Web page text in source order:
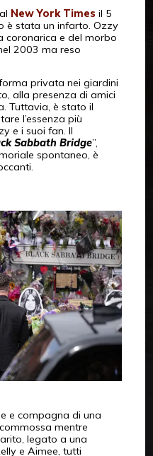
New York Timesil 5
è stata un infarto. Ozzy
coronarica e del morbo
2003 ma reso
privata nei giardini
alla presenza di amici
Tuttavia, è stato il
l’essenza più
e i suoi fan. Il
Sabbath Bridge”,
spontaneo, è
e compagna di una
mentre
legato a una
e Aimee, tutti